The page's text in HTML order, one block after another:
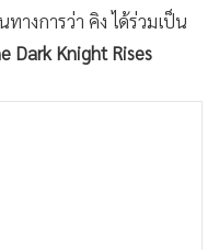
างการว่า คิง ได้ร่วมเป็น
Dark Knight Rises